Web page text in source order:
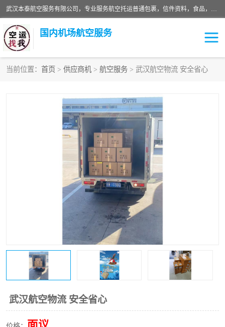
武汉本泰航空服务有限公司，专业服务航空托运普通包裹，信件资料，食品，服装，快消品等运输的专线空运，完善的网络服务确保为客户提供准确、*、安全的“门对门”服务，本着“诚信为本、精诚合作”的服务宗旨.“以安全运输为保障，以运价合理要求市场”的经营理念。武汉机场货运、武汉航空物流、武汉空运、武汉天河国际机场东方、南方、国际航空、机场空运业务覆盖国内二三线机场城市，如：武汉-敦煌、武汉-柳州等
国内机场航空服务
当前位置： 首页 > 供应商机 > 航空服务 > 武汉航空物流 安全省心
武汉航空物流 安全省心